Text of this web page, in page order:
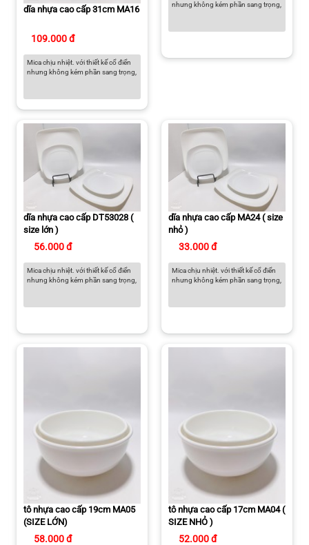
dĩa nhựa cao cấp 31cm MA16
109.000 đ
Mica chịu nhiệt. với thiết kế cổ điển
nhưng không kém phần sang trọng,
nhưng không kém phần sang trọng,
dĩa nhựa cao cấp DT53028 (
size lớn )
56.000 đ
Mica chịu nhiệt. với thiết kế cổ điển
nhưng không kém phần sang trọng,
dĩa nhựa cao cấp MA24 ( size
nhỏ )
33.000 đ
Mica chịu nhiệt. với thiết kế cổ điển
nhưng không kém phần sang trọng,
tô nhựa cao cấp 19cm MA05
(SIZE LỚN)
58.000 đ
tô nhựa cao cấp 17cm MA04 (
SIZE NHỎ )
52.000 đ